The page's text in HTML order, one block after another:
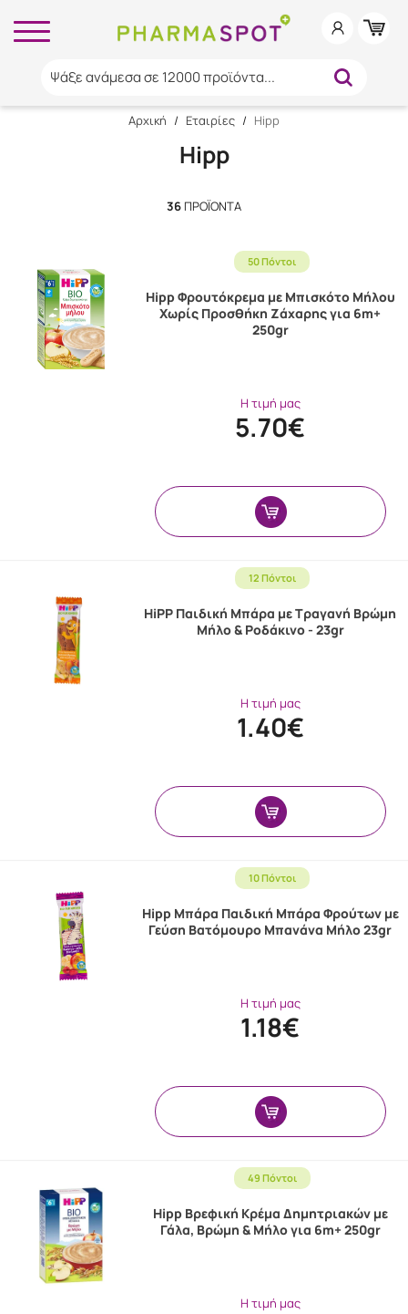
Ψάξε ανάμεσα σε 12000 προϊόντα...
Αρχική / Εταιρίες / Hipp
Hipp
36 ΠΡΟΪΌΝΤΑ
50 Πόντοι
Hipp Φρουτόκρεμα με Μπισκότο Μήλου
Χωρίς Προσθήκη Ζάχαρης για 6m+
250gr
Η τιμή μας
5.70€
12 Πόντοι
HiPP Παιδική Μπάρα με Τραγανή Βρώμη
Μήλο & Ροδάκινο - 23gr
Η τιμή μας
1.40€
10 Πόντοι
Hipp Μπάρα Παιδική Μπάρα Φρούτων με
Γεύση Βατόμουρο Μπανάνα Μήλο 23gr
Η τιμή μας
1.18€
49 Πόντοι
Hipp Βρεφική Κρέμα Δημητριακών με
Γάλα, Βρώμη & Μήλο για 6m+ 250gr
Η τιμή μας